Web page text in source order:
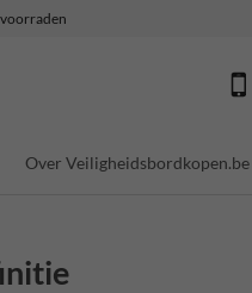
Over Veiligheidsbordkopen.be